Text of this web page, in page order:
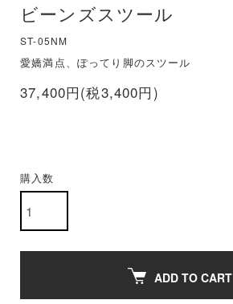
ビーンズスツール
ST-05NM
愛嬌満点、ぽってり脚のスツール
37,400円(税3,400円)
購入数
ADD TO CART